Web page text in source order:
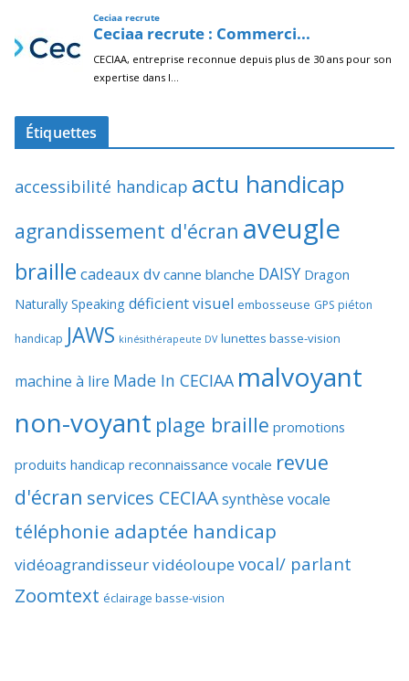
Étiquettes
accessibilité handicap actu handicap
agrandissement d'écran aveugle
braille cadeaux dv canne blanche DAISY Dragon
Naturally Speaking déficient visuel embosseuse GPS piéton
handicap JAWS kinésithérapeute DV lunettes basse-vision
machine à lire Made In CECIAA malvoyant
non-voyant plage braille promotions
produits handicap reconnaissance vocale revue
d'écran services CECIAAsynthèse vocale
téléphonie adaptée handicap
vidéoagrandisseurvidéoloupevocal/ parlant
Zoomtext éclairage basse-vision